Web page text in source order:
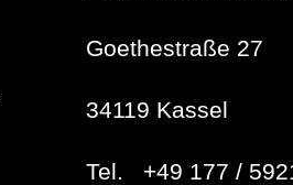
Goethestraße 27
34119 Kassel
Tel. +49 177 /